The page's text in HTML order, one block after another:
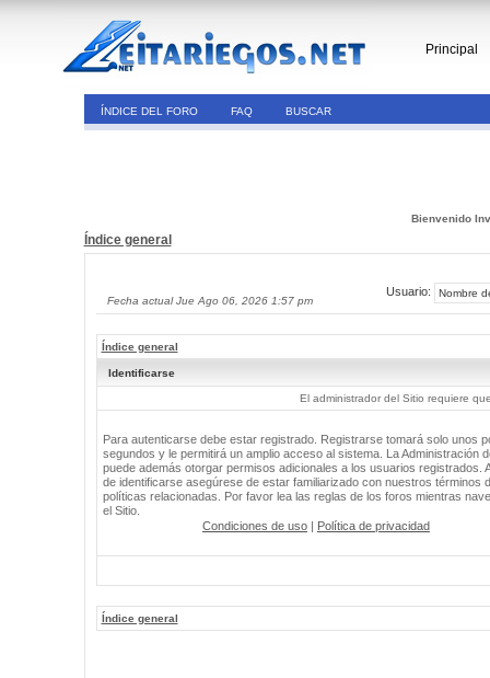
Principal
ÍNDICE DEL FORO FAQ BUSCAR
Bienvenido
Índice general
Fecha actual Jue Ago 06, 2026 1:57 pm
Usuario:
Índice general
Identificarse
El administrador del Sitio requiere
Para autenticarse debe estar registrado. Registrarse tomará solo unos
segundos y le permitirá un amplio acceso al sistema. La Administración
puede además otorgar permisos adicionales a los usuarios registrados.
de identificarse asegúrese de estar familiarizado con nuestros términos
políticas relacionadas. Por favor lea las reglas de los foros mientras
el Sitio.
Condiciones de uso | Política de privacidad
Índice general